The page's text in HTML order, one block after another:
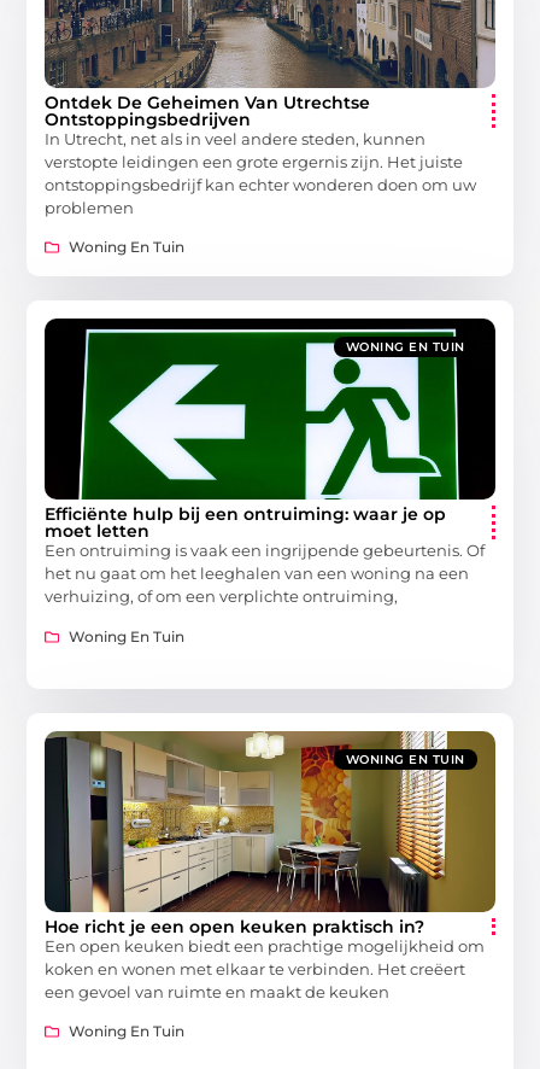
Ontdek De Geheimen Van Utrechtse
Ontstoppingsbedrijven
In Utrecht, net als in veel andere steden, kunnen
verstopte leidingen een grote ergernis zijn. Het juiste
ontstoppingsbedrijf kan echter wonderen doen om uw
problemen
Woning En Tuin
WONING EN TUIN
Efficiënte hulp bij een ontruiming: waar je op
moet letten
Een ontruiming is vaak een ingrijpende gebeurtenis. Of
het nu gaat om het leeghalen van een woning na een
verhuizing, of om een verplichte ontruiming,
Woning En Tuin
WONING EN TUIN
Hoe richt je een open keuken praktisch in?
Een open keuken biedt een prachtige mogelijkheid om
koken en wonen met elkaar te verbinden. Het creëert
een gevoel van ruimte en maakt de keuken
Woning En Tuin